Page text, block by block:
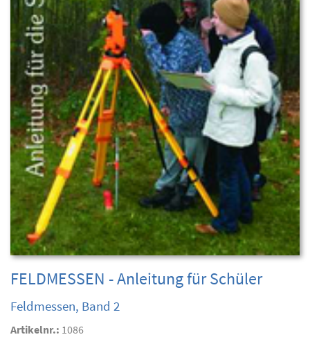
FELDMESSEN - Anleitung für Schüler
Feldmessen, Band 2
Artikelnr.: 1086